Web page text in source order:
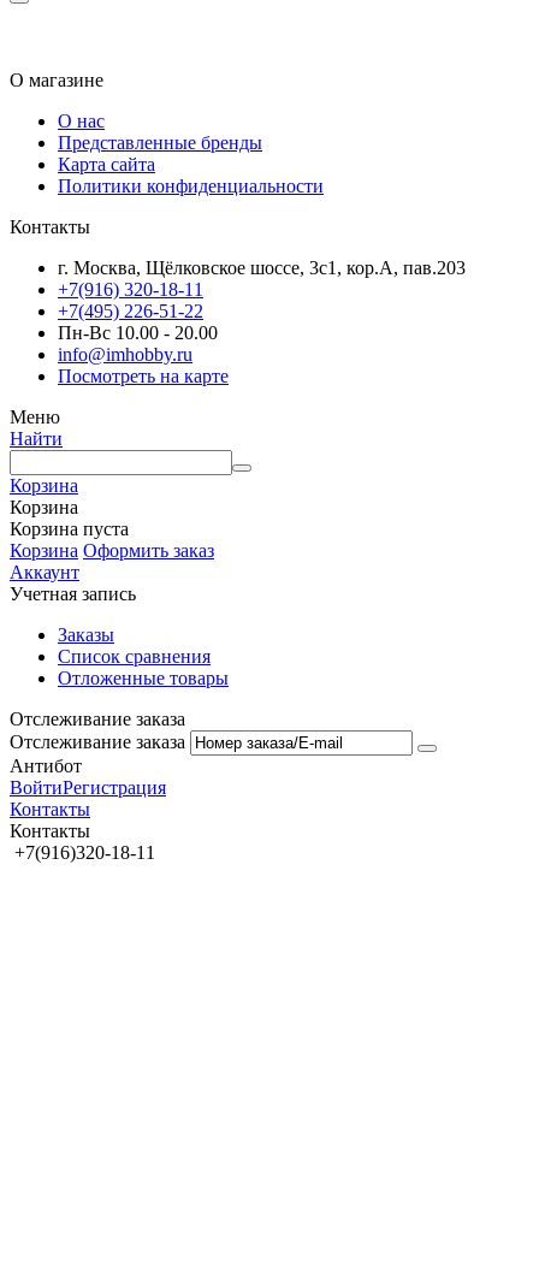
О магазине
О нас
Представленные бренды
Карта сайта
Политики конфиденциальности
Контакты
г. Москва, Щёлковское шоссе, 3с1, кор.А, пав.203
+7(916) 320-18-11
+7(495) 226-51-22
Пн-Вс 10.00 - 20.00
info@imhobby.ru
Посмотреть на карте
Меню
Найти
Корзина
Корзина
Корзина пуста
Корзина Оформить заказ
Аккаунт
Учетная запись
Заказы
Список сравнения
Отложенные товары
Отслеживание заказа
Отслеживание заказа
Антибот
ВойтиРегистрация
Контакты
Контакты
+7(916)320-18-11